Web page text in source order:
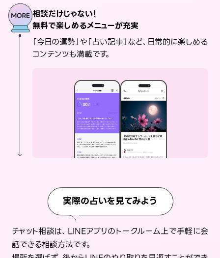
相談だけじゃない！
無料で楽しめるメニューが充実
「今日の運勢」や「占い記事」など、日常的に楽しめる
コンテンツも満載です。
実際の占いを見てみよう
チャット相談は、LINEアプリのトークルーム上で手軽に会
話できる相談方法です。